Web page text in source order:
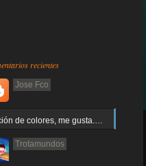
recientes
Jose Fco
de colores, me gusta.…
Trotamundos